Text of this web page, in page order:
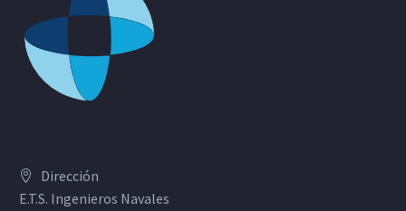
Dirección
E.T.S. Ingenieros Navales